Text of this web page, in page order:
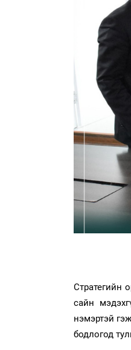
Стратегийн
сайн
нэмэртэй
бодлогод